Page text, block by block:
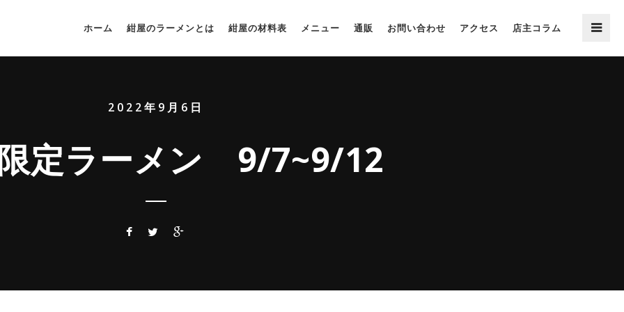
ホーム 紺屋のラーメンとは 紺屋の材料表 メニュー 通販 お問い合わせ アクセス 店主コラム
2022年9月6日
定ラーメン 9/7~9/12